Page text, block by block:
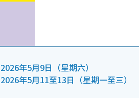
年5月9日（星期六）
年5月11至13日（星期一至三）